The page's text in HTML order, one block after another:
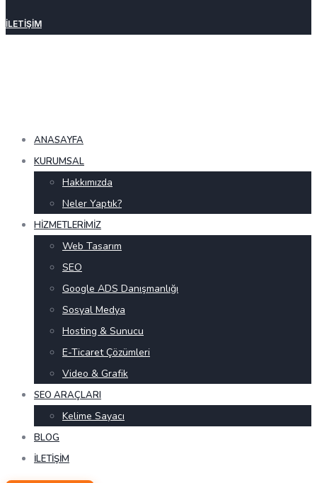
İLETIŞIM
ANASAYFA
KURUMSAL
Hakkımızda
Neler Yaptık?
HIZMETLERIMIZ
Web Tasarım
SEO
Google ADS Danışmanlığı
Sosyal Medya
Hosting & Sunucu
E-Ticaret Çözümleri
Video & Grafik
SEO ARAÇLARI
Kelime Sayacı
BLOG
İLETIŞIM